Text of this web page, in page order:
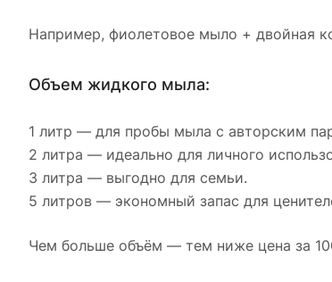
Например, фиолетовое мыло + двойная
Объем жидкого мыла:
1 литр — для пробы мыла с авторским
2 литра — идеально для личного
3 литра — выгодно для семьи.
5 литров — экономный запас для
Чем больше объём — тем ниже цена за